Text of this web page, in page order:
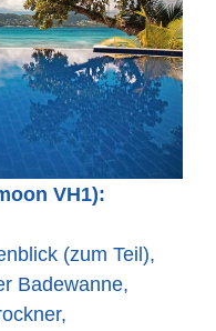
VH1):
(zum Teil),
Badewanne,